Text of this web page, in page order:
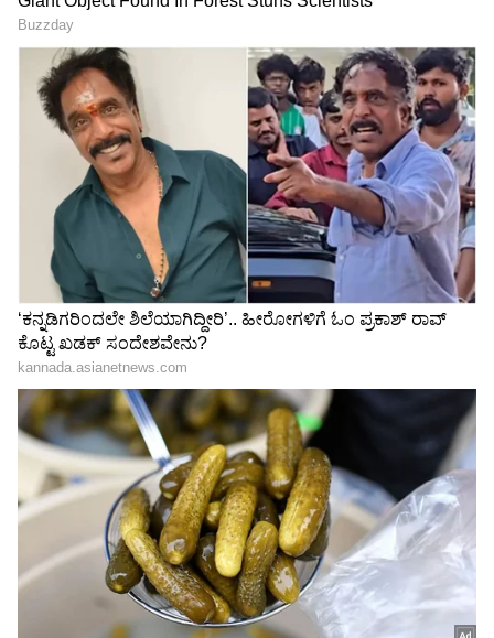
Related Articles
ನೇಪಾಳದ ಸೌಂದರ್ಯ ಸವಿಯಲು ವಿಶೇಷ ರೈಲು
ಆರಂಭ: ದರ ಎಷ್ಟು, ಸೌಲಭ್ಯ ಏನು, ಫುಲ್​ ಡಿಟೇಲ್ಸ್​
ಇಲ್ಲಿದೆ
ಮೈಸೂರು-ಆಗ್ರಾ-ದೆಹಲಿ ನಡುವೆ ವಿಶೇಷ ರೈಲು: ರಾಜ್ಯದ